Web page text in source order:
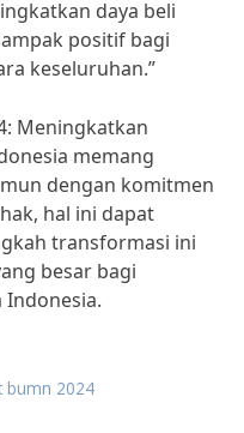
daya beli
positif bagi
keseluruhan.”
Meningkatkan
memang
dengan komitmen
hal ini dapat
transformasi ini
besar bagi
Indonesia.
bumn 2024